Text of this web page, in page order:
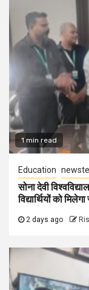
1 min read
Education newstel
सोना देवी
विद्यार्थियों को
2 days ago